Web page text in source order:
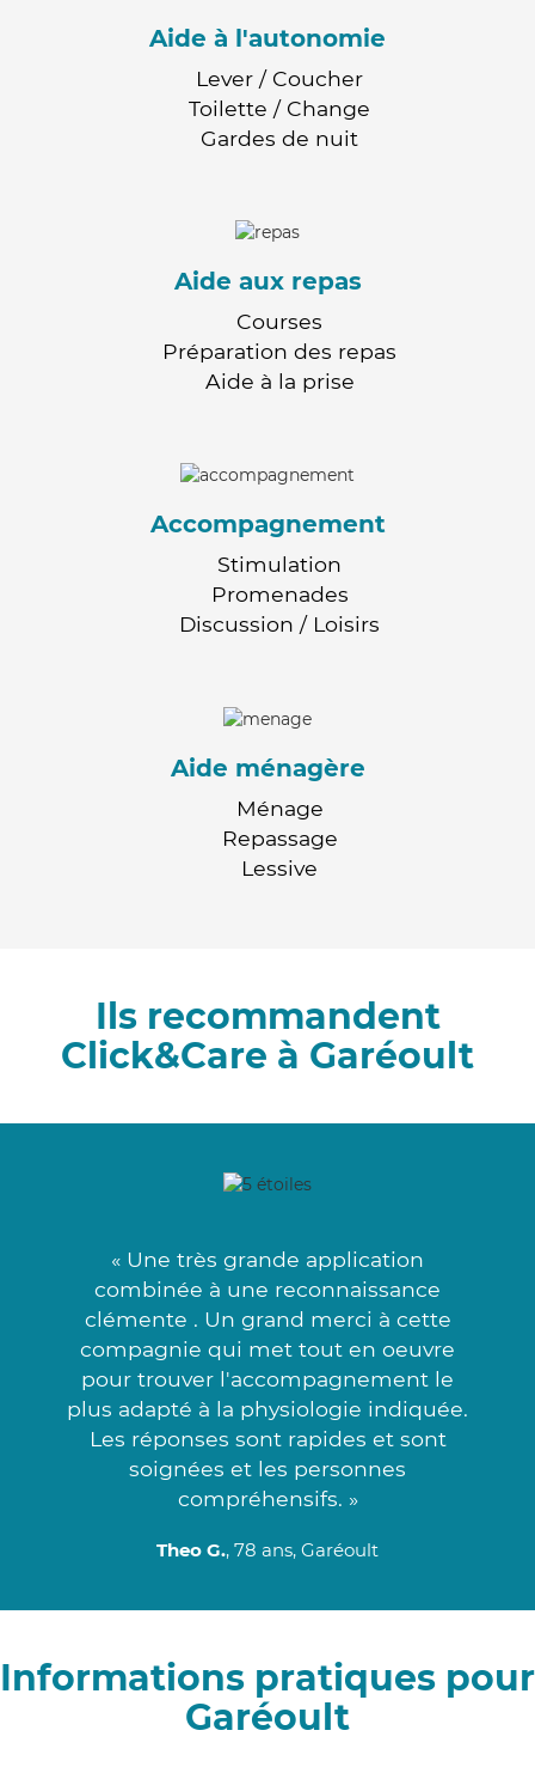
Aide à l'autonomie
Lever / Coucher
Toilette / Change
Gardes de nuit
Aide aux repas
Courses
Préparation des repas
Aide à la prise
Accompagnement
Stimulation
Promenades
Discussion / Loisirs
Aide ménagère
Ménage
Repassage
Lessive
Ils recommandent
Click&Care à Garéoult
« Une très grande application
combinée à une reconnaissance
clémente . Un grand merci à cette
compagnie qui met tout en oeuvre
pour trouver l'accompagnement le
plus adapté à la physiologie indiquée.
Les réponses sont rapides et sont
soignées et les personnes
compréhensifs. »
Theo G., 78 ans, Garéoult
Informations pratiques pour
Garéoult